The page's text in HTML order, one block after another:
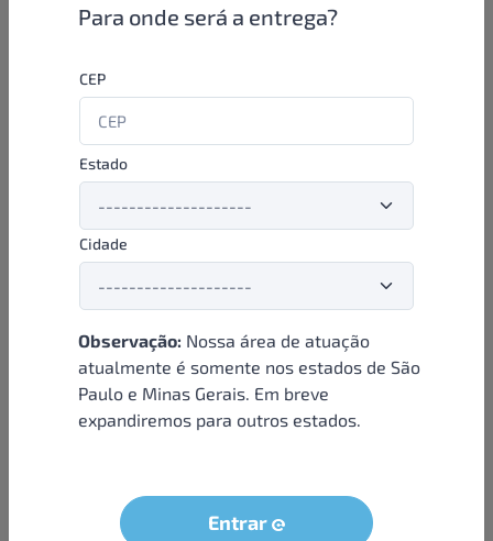
Para onde será a entrega?
CEP
Estado
Cidade
Observação: Nossa área de atuação
atualmente é somente nos estados de São
Paulo e Minas Gerais. Em breve
expandiremos para outros estados.
Entrar
Como funciona
aproveitar as promoções e ofertas direto das indústrias de
beleza e higiene em nossa plataforma. E o melhor: você continua
comprando de seus distribuidores parceiros e encontra novos
distribuidores para comprar cada vez com mais praticidade e
agilidade. Aproveite!
Formas de pagamento
Institucional
Sobre nós
Condições e termos
Seja um parceiro
LGPD - Solicitação dos dados do titular